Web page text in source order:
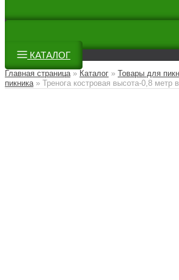
КАТАЛОГ
Главная страница» Каталог » Товары для
пикника» Тренога костровая высота-0,8 метр